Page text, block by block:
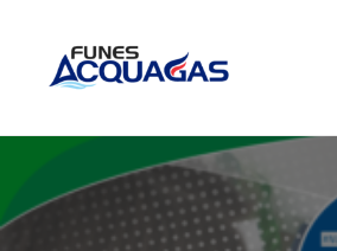
HOME
NOSOTROS